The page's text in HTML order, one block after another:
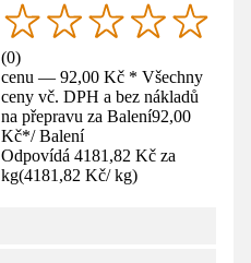
(0)
cenu — 92,00 Kč * Všechny
ceny vč. DPH a bez nákladů
na přepravu za Balení92,00
Kč*/ Balení
Odpovídá 4181,82 Kč za
kg(4181,82 Kč/ kg)